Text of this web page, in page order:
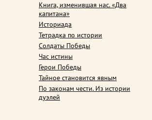
Книга, изменившая нас. «Два
капитана»
Историада
Тетрадка по истории
Солдаты Победы
Час истины
Герои Победы
Тайное становится явным
По законам чести. Из истории
дуэлей